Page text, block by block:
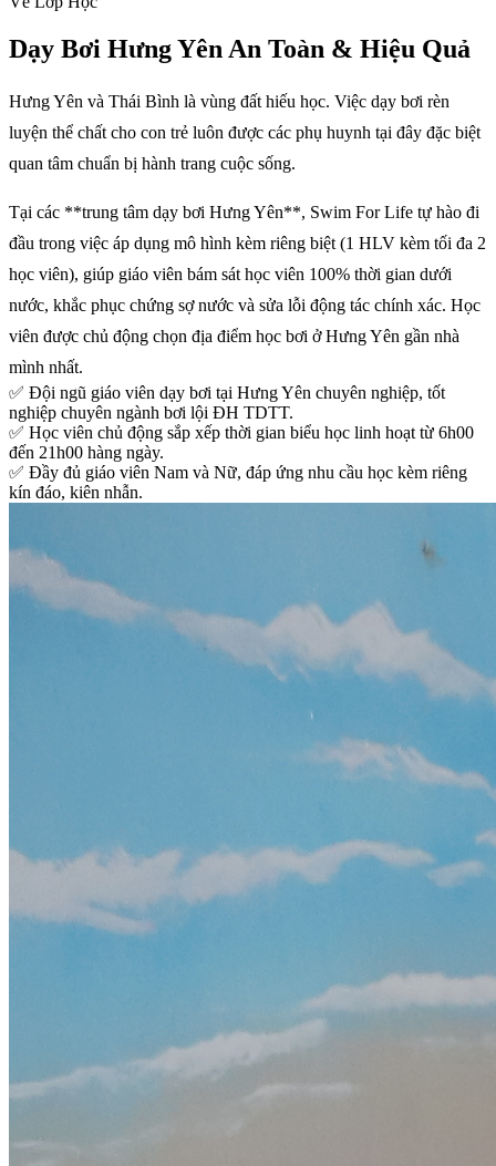
Dạy Bơi Hưng Yên An Toàn & Hiệu Quả
Hưng Yên và Thái Bình là vùng đất hiếu học. Việc dạy bơi rèn
luyện thể chất cho con trẻ luôn được các phụ huynh tại đây đặc biệt
quan tâm chuẩn bị hành trang cuộc sống.
Tại các **trung tâm dạy bơi Hưng Yên**, Swim For Life tự hào đi
đầu trong việc áp dụng mô hình kèm riêng biệt (1 HLV kèm tối đa 2
học viên), giúp giáo viên bám sát học viên 100% thời gian dưới
nước, khắc phục chứng sợ nước và sửa lỗi động tác chính xác. Học
viên được chủ động chọn địa điểm học bơi ở Hưng Yên gần nhà
mình nhất.
✅ Đội ngũ giáo viên dạy bơi tại Hưng Yên chuyên nghiệp, tốt
nghiệp chuyên ngành bơi lội ĐH TDTT.
✅ Học viên chủ động sắp xếp thời gian biểu học linh hoạt từ 6h00
đến 21h00 hàng ngày.
✅ Đầy đủ giáo viên Nam và Nữ, đáp ứng nhu cầu học kèm riêng
kín đáo, kiên nhẫn.